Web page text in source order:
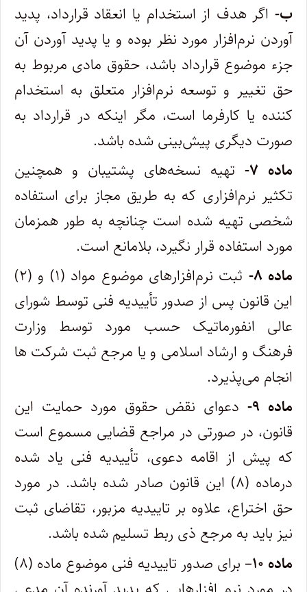
ب- اگر هدف از استخدام یا انعقاد قرارداد، پدید
آوردن نرم‌افزار مورد نظر بوده و یا پدید آوردن آن
جزء موضوع قرارداد باشد، حقوق مادی مربوط به
حق تغییر و توسعه نرم‌افزار متعلق به استخدام
کننده یا کارفرما است، مگر اینکه در قرارداد به
صورت دیگری پیش‌بینی شده باشد. ‌
ماده ۷-
تهیه نسخه‌های پشتیبان و همچنین
تکثیر نرم‌افزاری که به طریق مجاز برای استفاده
شخصی تهیه شده است چنانچه به طور همزمان
مورد ‌استفاده قرار نگیرد، بلامانع است. ‌
ماده ۸-
ثبت نرم‌افزارهای موضوع مواد (۱) و (۲)
این قانون پس از صدور تأییدیه فنی توسط شورای
عالی انفورماتیک حسب مورد توسط وزارت
‌فرهنگ و ارشاد اسلامی و یا مرجع ثبت شرکت ها
انجام می‌پذیرد. ‌
ماده ۹-
دعوای نقض حقوق مورد حمایت این
قانون، در صورتی در مراجع قضایی مسموع است
که پیش از اقامه دعوی، تأییدیه فنی یاد شده
در‌ماده (۸) این قانون صادر شده باشد. در مورد
حق اختراع، علاوه بر تاییدیه مزبور، تقاضای ثبت
نیز باید به مرجع ذی ربط تسلیم شده باشد. ‌
ماده ۱۰
– برای صدور تاییدیه فنی موضوع ماده (۸)